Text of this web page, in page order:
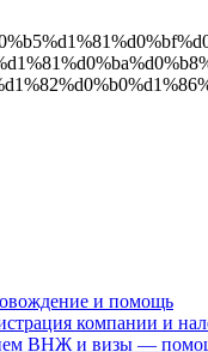
и помощь
компании и
ВНЖ и визы —